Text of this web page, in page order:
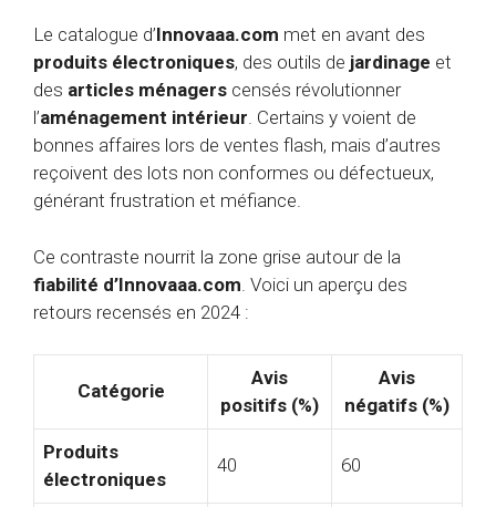
Le catalogue d’Innovaaa.com met en avant des
produits électroniques, des outils de jardinage et
des articles ménagers censés révolutionner
l’aménagement intérieur. Certains y voient de
bonnes affaires lors de ventes flash, mais d’autres
reçoivent des lots non conformes ou défectueux,
générant frustration et méfiance.
Ce contraste nourrit la zone grise autour de la
fiabilité d’Innovaaa.com . Voici un aperçu des
retours recensés en 2024 :
Catégorie
Avis
positifs (%)
Avis
négatifs (%)
Produits
électroniques
40 60